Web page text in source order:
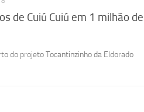
de Cuiú Cuiú em 1 milhão de
do projeto Tocantinzinho da Eldorado